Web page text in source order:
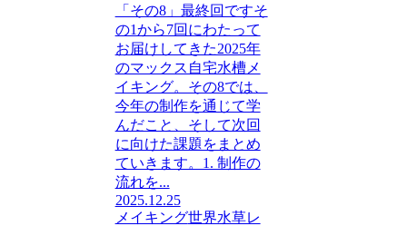
「その8」最終回ですそ
の1から7回にわたって
お届けしてきた2025年
のマックス自宅水槽メ
イキング。その8では、
今年の制作を通じて学
んだこと、そして次回
に向けた課題をまとめ
ていきます。1. 制作の
流れを...
2025.12.25
メイキング世界水草レ